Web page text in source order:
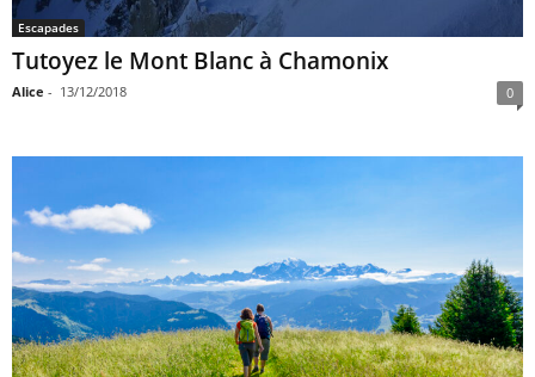
Escapades
Tutoyez le Mont Blanc à Chamonix
Alice - 13/12/2018 0